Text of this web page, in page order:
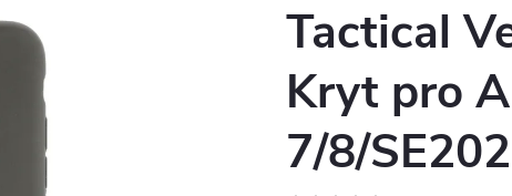
Tactical
Kryt pro
7/8/